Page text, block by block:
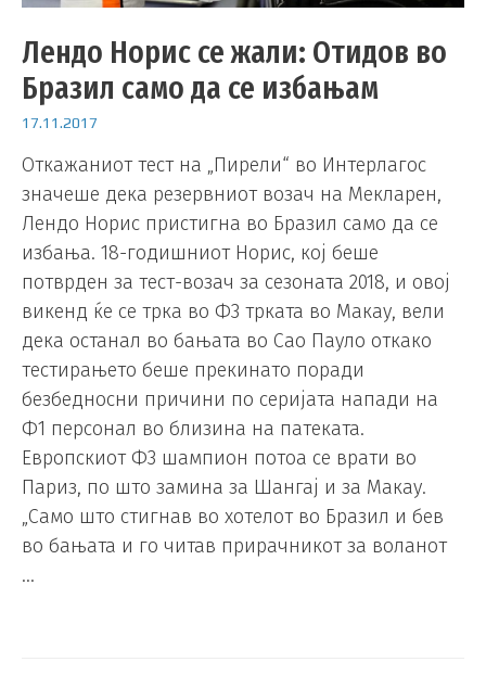
Лендо Норис се жали: Отидов во
Бразил само да се избањам
17.11.2017
Откажаниот тест на „Пирели“ во Интерлагос
значеше дека резервниот возач на Мекларен,
Лендо Норис пристигна во Бразил само да се
избања. 18-годишниот Норис, кој беше
потврден за тест-возач за сезоната 2018, и овој
викенд ќе се трка во Ф3 трката во Макау, вели
дека останал во бањата во Сао Пауло откако
тестирањето беше прекинато поради
безбедносни причини по серијата напади на
Ф1 персонал во близина на патеката.
Европскиот Ф3 шампион потоа се врати во
Париз, по што замина за Шангај и за Макау.
„Само што стигнав во хотелот во Бразил и бев
во бањата и го читав прирачникот за воланот
…